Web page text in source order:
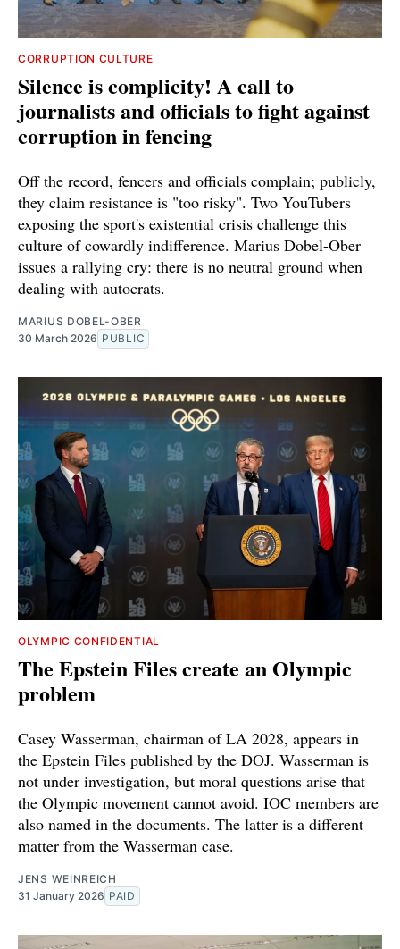
CORRUPTION CULTURE
Silence is complicity! A call to
journalists and officials to fight against
corruption in fencing
Off the record, fencers and officials complain; publicly,
they claim resistance is "too risky". Two YouTubers
exposing the sport's existential crisis challenge this
culture of cowardly indifference. Marius Dobel-Ober
issues a rallying cry: there is no neutral ground when
dealing with autocrats.
MARIUS DOBEL-OBER
30 March 2026 PUBLIC
OLYMPIC CONFIDENTIAL
The Epstein Files create an Olympic
problem
Casey Wasserman, chairman of LA 2028, appears in
the Epstein Files published by the DOJ. Wasserman is
not under investigation, but moral questions arise that
the Olympic movement cannot avoid. IOC members are
also named in the documents. The latter is a different
matter from the Wasserman case.
JENS WEINREICH
31 January 2026 PAID